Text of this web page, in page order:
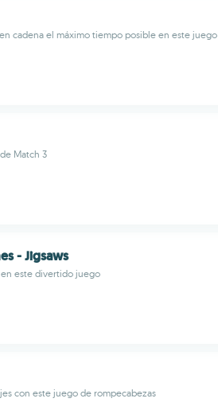
cadena el máximo tiempo posible en este juego
Match 3
- Jigsaws
en este divertido juego
con este juego de rompecabezas